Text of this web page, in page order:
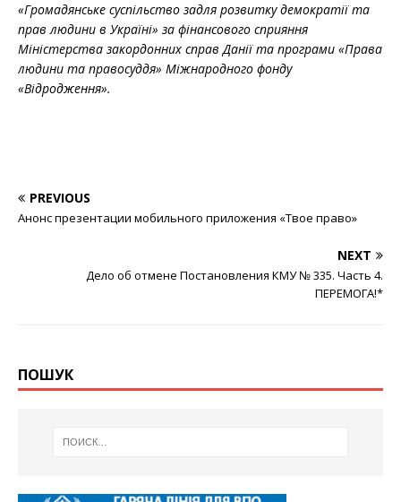
«Громадянське суспільство задля розвитку демократії та
прав людини в Україні» за фінансового сприяння
Міністерства закордонних справ Данії та програми «Права
людини та правосуддя» Міжнародного фонду
«Відродження».
PREVIOUS
Анонс презентации мобильного приложения «Твое право»
NEXT
Дело об отмене Постановления КМУ № 335. Часть 4.
ПЕРЕМОГА!*
ПОШУК